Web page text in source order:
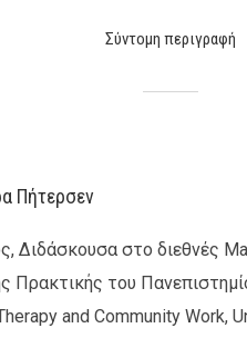
Σύντομη περιγραφή
Πήτερσεν
Διδάσκουσα στο διεθνές
Πρακτικής του
and Community Work,